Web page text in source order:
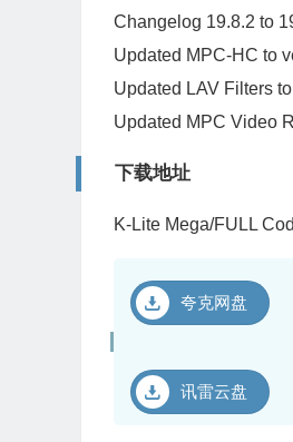
Changelog 19.8.2 to
Updated MPC-HC to
Updated LAV Filters
Updated MPC Video
下载地址
K-Lite Mega/FULL
夸克网盘
讯雷云盘